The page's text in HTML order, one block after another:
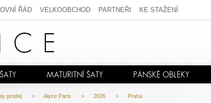
ŘÁD VELKOOBCHOD PARTNEŘI KE STAŽENÍ
MATURITNÍ ŠATY PÁNSKÉ OBLEKY
prodej > Alyce Paris > 2026 > Praha